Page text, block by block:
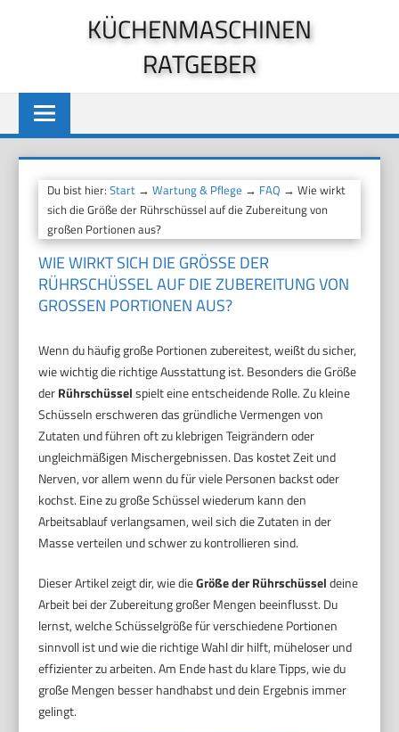
KÜCHENMASCHINEN
RATGEBER
Du bist hier:Start →Wartung & Pflege → FAQ → Wie wirkt
sich die Größe der Rührschüssel auf die Zubereitung von
großen Portionen aus?
WIE WIRKT SICH DIE GRÖSSE DER R
ÜHRSCHÜSSEL AUF DIE ZUBEREITUNG VON G
ROSSEN PORTIONEN AUS?
Wenn du häufig große Portionen zubereitest, weißt du sicher,
wie wichtig die richtige Ausstattung ist. Besonders die Größe
derRührschüsselspielt eine entscheidende Rolle. Zu kleine
Schüsseln erschweren das gründliche Vermengen von
Zutaten und führen oft zu klebrigen Teigrändern oder
ungleichmäßigen Mischergebnissen. Das kostet Zeit und
Nerven, vor allem wenn du für viele Personen backst oder
kochst. Eine zu große Schüssel wiederum kann den
Arbeitsablauf verlangsamen, weil sich die Zutaten in der
Masse verteilen und schwer zu kontrollieren sind.
Dieser Artikel zeigt dir, wie dieGröße der Rührschüsseldeine
Arbeit bei der Zubereitung großer Mengen beeinflusst. Du
lernst, welche Schüsselgröße für verschiedene Portionen
sinnvoll ist und wie die richtige Wahl dir hilft, müheloser und
effizienter zu arbeiten. Am Ende hast du klare Tipps, wie du
große Mengen besser handhabst und dein Ergebnis immer
gelingt.